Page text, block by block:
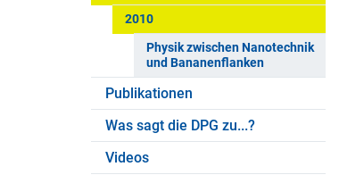
2010
Physik zwischen Nanotechnik
und Bananenflanken
Publikationen
Was sagt die DPG zu...?
Videos